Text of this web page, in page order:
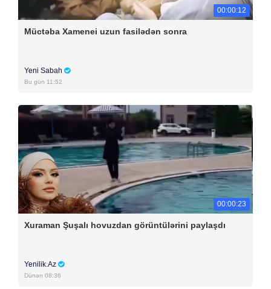
00:00:12
Müctəba Xamenei uzun fasilədən sonra
Yeni Sabah
Bu gün 11:52
00:00:23
Xuraman Şuşalı hovuzdan görüntülərini paylaşdı
Yenilik.Az
Dünən 08:36